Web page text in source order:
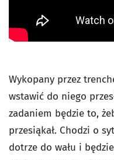
Wykopany przez
wstawić do niego
zadaniem będzie to,
przesiąkał. Chodzi o
dotrze do wału i